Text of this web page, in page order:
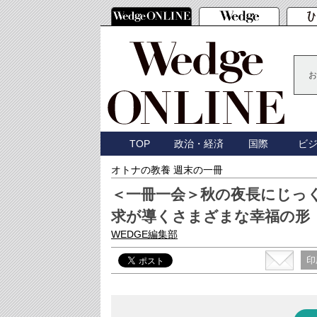
TOP 政治・経済 国際 ビ
オトナの教養 週末の一冊
＜一冊一会＞秋の夜長にじ
求が導くさまざまな幸福の形
WEDGE編集部